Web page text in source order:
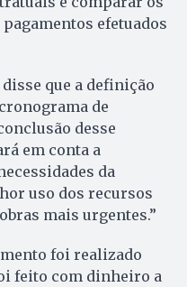
efetuados
que a definição
de
desse
em conta a
da
uso dos recursos
mais urgentes.”
foi realizado
feito com dinheiro a